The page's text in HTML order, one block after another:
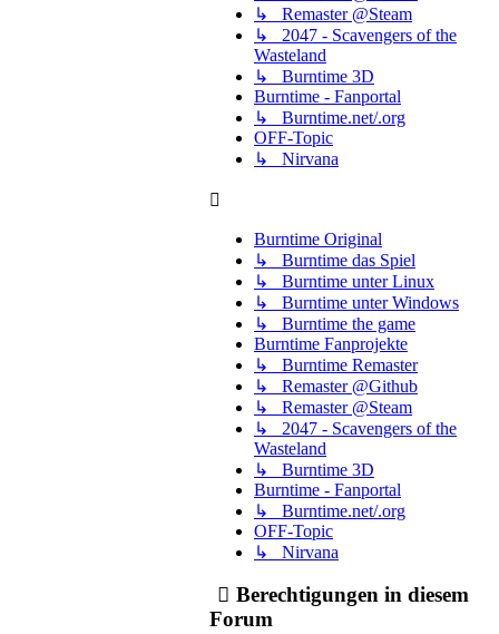
↳ Remaster @Steam
↳ 2047 - Scavengers of the
Wasteland
↳ Burntime 3D
Burntime - Fanportal
↳ Burntime.net/.org
OFF-Topic
↳ Nirvana
Burntime Original
↳ Burntime das Spiel
↳ Burntime unter Linux
↳ Burntime unter Windows
↳ Burntime the game
Burntime Fanprojekte
↳ Burntime Remaster
↳ Remaster @Github
↳ Remaster @Steam
↳ 2047 - Scavengers of the
Wasteland
↳ Burntime 3D
Burntime - Fanportal
↳ Burntime.net/.org
OFF-Topic
↳ Nirvana
Berechtigungen in diesem
Forum